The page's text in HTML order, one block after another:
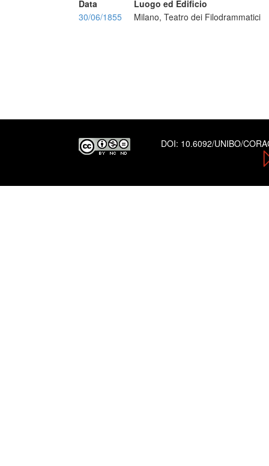
Data
Luogo ed Edificio
30/06/1855
Milano, Teatro dei Filodrammatici
DOI: 10.6092/UNIBO/